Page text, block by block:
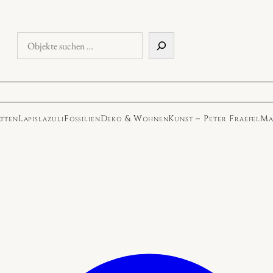
Objekte
suchen
LapislazuliFossilienDeko & WohnenKunst – Peter Fraefel